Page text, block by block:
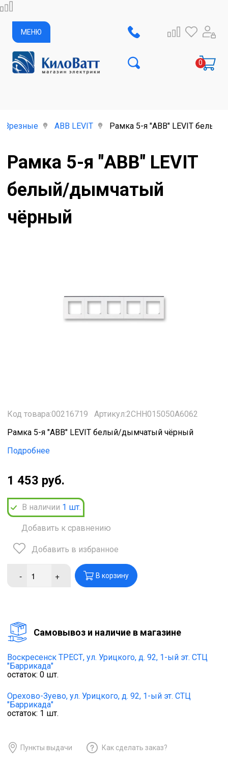
МЕНЮ
Врезные ABB LEVIT Рамка 5-я "ABB" LEVIT
Рамка 5-я "ABB" LEVIT
белый/дымчатый
чёрный
Код товара:00216719
Артикул:2CHH015050A6062
Рамка 5-я "ABB" LEVIT белый/дымчатый чёрный
Подробнее
1 453 руб.
В наличии 1 шт.
Добавить к сравнению
Добавить в избранное
- + В корзину
Cамовывоз и наличие в магазине
Воскресенск ТРЕСТ, ул. Урицкого, д. 92, 1-ый эт. СТЦ
"Баррикада"
остаток: 0 шт.
Орехово-Зуево, ул. Урицкого, д. 92, 1-ый эт. СТЦ
"Баррикада"
остаток: 1 шт.
Пункты выдачи Как сделать заказ?